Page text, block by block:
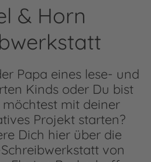
& Horn
Papa eines lese- und
Kinds oder Du bist
mit deiner
Projekt starten?
Dich hier über die
von